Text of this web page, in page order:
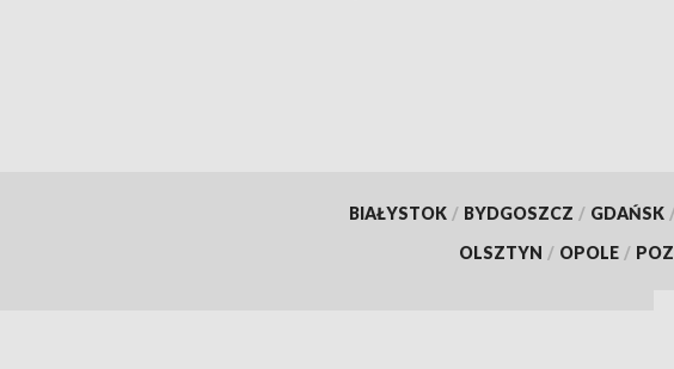
BIAŁYSTOK / BYDGOSZCZ / GDAŃSK
OLSZTYN / OPOLE /